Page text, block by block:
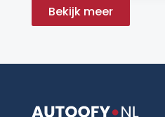
Bekijk meer